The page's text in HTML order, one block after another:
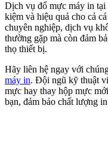
Dịch vụ đổ mực máy in
kiệm và hiệu quả cho cả
chuyên nghiệp, dịch vụ
thường gặp mà còn đảm
thọ thiết bị.
Hãy liên hệ ngay với
máy in. Đội ngũ kỹ thuật
mực hay thay hộp mực
bạn, đảm bảo chất lượng